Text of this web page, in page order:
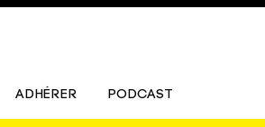
ADHÉRER PODCAST